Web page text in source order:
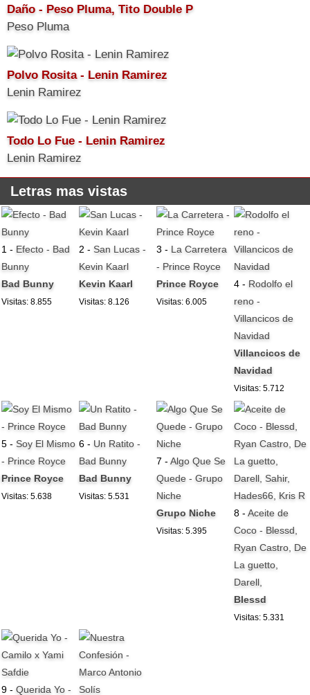
Daño - Peso Pluma, Tito Double P
Peso Pluma
Polvo Rosita - Lenin Ramirez
Lenin Ramirez
Todo Lo Fue - Lenin Ramirez
Lenin Ramirez
Letras mas vistas
1 - Efecto - Bad
Bunny
Bad Bunny
Visitas: 8.855
2 -San Lucas -
Kevin Kaarl
Kevin Kaarl
Visitas: 8.126
3 - La Carretera
- Prince Royce
Prince Royce
Visitas: 6.005
4 - Rodolfo el
reno -
Villancicos de
Navidad
Villancicos de
Navidad
Visitas: 5.712
5 -Soy El Mismo
- Prince Royce
Prince Royce
Visitas: 5.638
6 - Un Ratito -
Bad Bunny
Bad Bunny
Visitas: 5.531
7 -Algo Que Se
Quede - Grupo
Niche
Grupo Niche
Visitas: 5.395
8 -Aceite de
Coco - Blessd,
Ryan Castro, De
La guetto,
Darell,
Blessd
Visitas: 5.331
9 -Querida Yo -